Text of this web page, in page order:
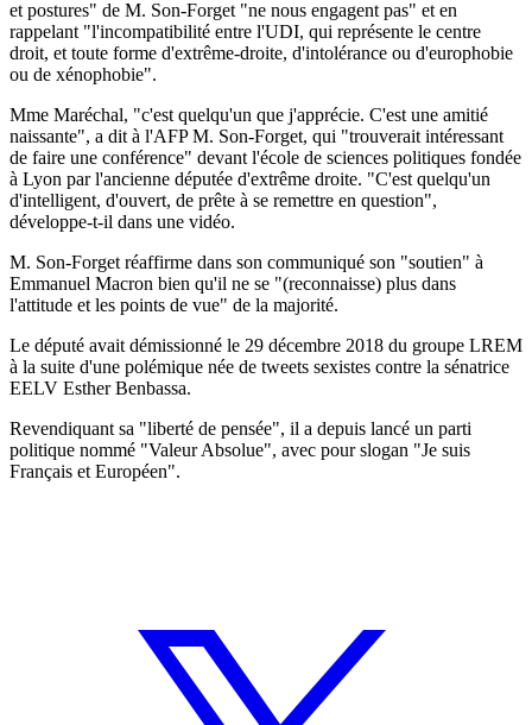
et postures" de M. Son-Forget "ne nous engagent pas" et en
rappelant "l'incompatibilité entre l'UDI, qui représente le centre
droit, et toute forme d'extrême-droite, d'intolérance ou d'europhobie
ou de xénophobie".
Mme Maréchal, "c'est quelqu'un que j'apprécie. C'est une amitié
naissante", a dit à l'AFP M. Son-Forget, qui "trouverait intéressant
de faire une conférence" devant l'école de sciences politiques fondée
à Lyon par l'ancienne députée d'extrême droite. "C'est quelqu'un
d'intelligent, d'ouvert, de prête à se remettre en question",
développe-t-il dans une vidéo.
M. Son-Forget réaffirme dans son communiqué son "soutien" à
Emmanuel Macron bien qu'il ne se "(reconnaisse) plus dans
l'attitude et les points de vue" de la majorité.
Le député avait démissionné le 29 décembre 2018 du groupe LREM
à la suite d'une polémique née de tweets sexistes contre la sénatrice
EELV Esther Benbassa.
Revendiquant sa "liberté de pensée", il a depuis lancé un parti
politique nommé "Valeur Absolue", avec pour slogan "Je suis
Français et Européen".